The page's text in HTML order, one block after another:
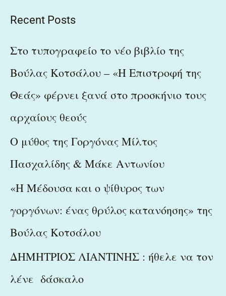
c
f
o
Recent Posts
Στο τυπογραφείο το νέο βιβλίο της
Βούλας Κοτσάλου – «Η Επιστροφή της
Θεάς» φέρνει ξανά στο προσκήνιο τους
αρχαίους θεούς
Ο μύθος της Γοργόνας Μίλτος
Πασχαλίδης & Μάκε Αντωνίου
«Η Μέδουσα και ο ψίθυρος των
γοργόνων: ένας θρύλος κατανόησης» της
Βούλας Κοτσάλου
ΔΗΜΗΤΡΙΟΣ ΛΙΑΝΤΙΝΗΣ : ήθελε να τον
λένε δάσκαλο